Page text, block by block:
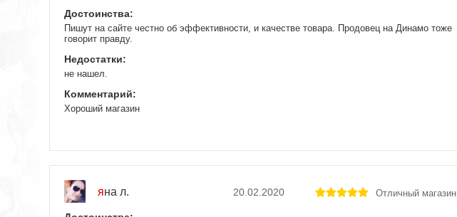
Достоинства:
Пишут на сайте честно об эффективности, и качестве товара. Продовец на Динамо тоже
говорит правду.
Недостатки:
не нашел.
Комментарий:
Хороший магазин
яна л. 20.02.2020 Отличный магазин